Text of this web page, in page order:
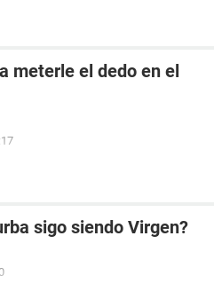
meterle el dedo en el
sigo siendo Virgen?